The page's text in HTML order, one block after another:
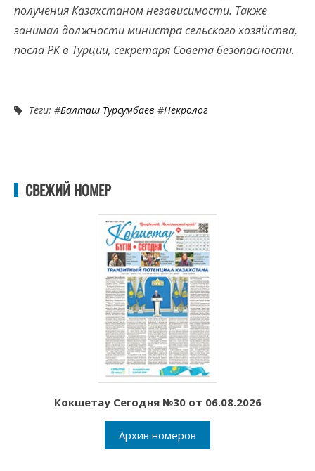
получения Казахстаном независимости. Также
занимал должности министра сельского хозяйства,
посла РК в Турции, секретаря Совета безопасности.
Теги: #Балташ Турсумбаев #Некролог
СВЕЖИЙ НОМЕР
Кокшетау Сегодня №30 от 06.08.2026
Архив номеров